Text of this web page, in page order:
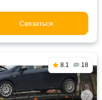
Связаться
8.1 18